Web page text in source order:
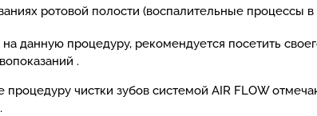
ротовой полости (воспалительные процессы в
данную процедуру, рекомендуется посетить
.
чистки зубов системой AIR FLOW